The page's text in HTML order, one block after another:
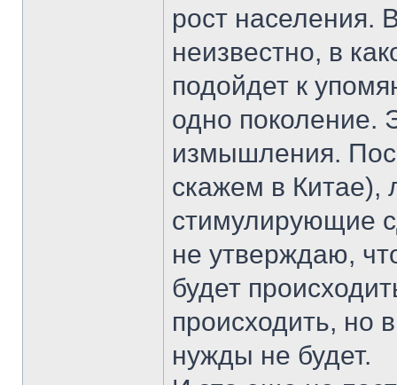
рост населения.
неизвестно, в
подойдет к
одно поколение.
измышления.
скажем в Китае),
стимулирующие
не утверждаю,
будет
происходить, но
нужды не будет.